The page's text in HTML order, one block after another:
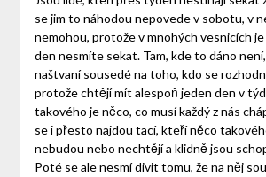
se jim to náhodou nepovede v sobotu, v
nemohou, protože v mnohých vesnicích je
den nesmíte sekat. Tam, kde to dáno
naštvaní sousedé na toho, kdo se
protože chtějí mít alespoň jeden den v
takového je něco, co musí každý z nás
se i přesto najdou tací, kteří něco
nebudou nebo nechtějí a klidně jsou
Poté se ale nesmí divit tomu, že na něj